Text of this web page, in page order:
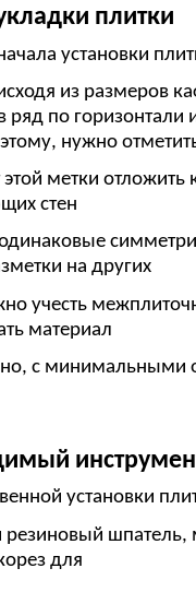
плитки
установки
из размеров
ряд по горизонтали
нужно
этой метки
стен
одинаковые
на других
учесть
материал
с минимальными
установки
резиновый шпатель,
для